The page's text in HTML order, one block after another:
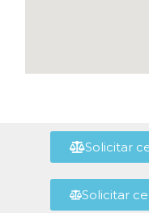
Solicitar
Solicitar